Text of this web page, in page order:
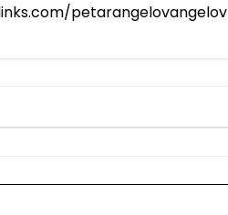
petarangelovangelov